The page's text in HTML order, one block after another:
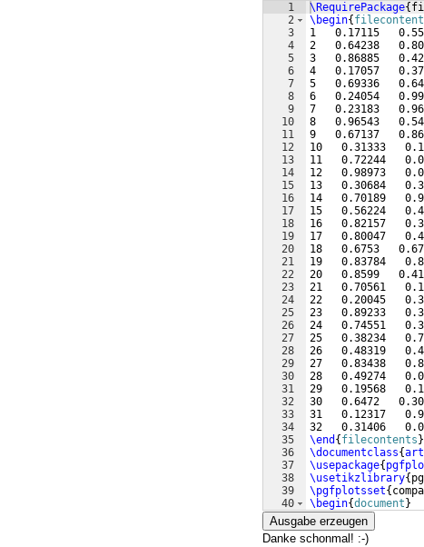
1
2
3
4
5
6
7
8
9
10
11
12
13
14
15
16
17
18
19
20
21
22
23
24
25
26
27
28
29
30
31
32
33
34
35
36
37
38
39
40
41
\RequirePackage{
\begin{
1   0.17115
2   0.64238
3   0.86885
4   0.17057
5   0.69336
6   0.24054
7   0.23183
8   0.96543
9   0.67137
10   0.31333
11   0.72244
12   0.98973
13   0.30684
14   0.70189
15   0.56224
16   0.82157
17   0.80047
18   0.6753
19   0.83784
20   0.8599
21   0.70561
22   0.20045
23   0.89233
24   0.74551
25   0.38234
26   0.48319
27   0.83438
28   0.49274
29   0.19568
30   0.6472
31   0.12317
32   0.31406
\end { filecontents }
\documentclass{
\usepackage{
\usetikzlibrary{
\pgfplotsset{
\begin{document }
\begin{tikzpicture
Ausgabe erzeugen
Danke schonmal! :-)